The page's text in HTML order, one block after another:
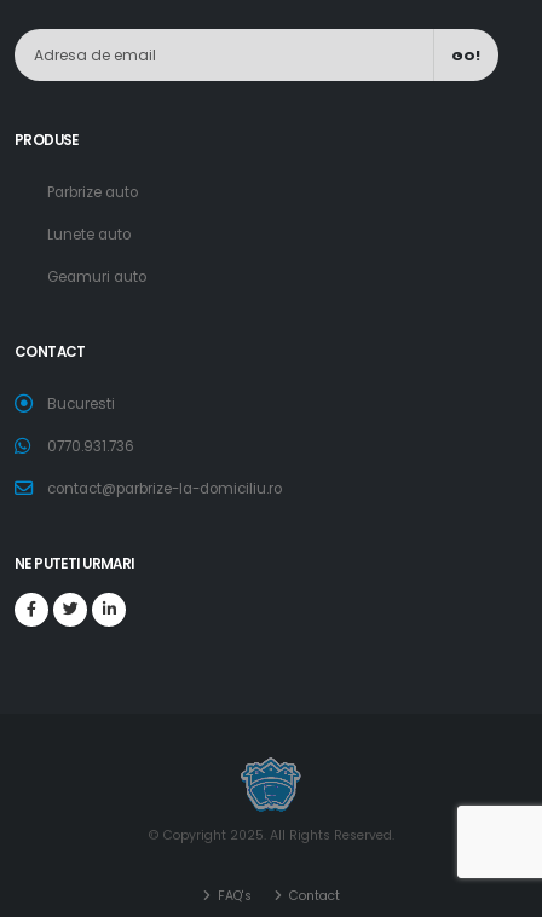
GO!
PRODUSE
Parbrize auto
Lunete auto
Geamuri auto
CONTACT
Bucuresti
0770.931.736
contact@parbrize-la-domiciliu.ro
NE PUTETI URMARI
© Copyright 2025. All Rights Reserved.
FAQ's Contact